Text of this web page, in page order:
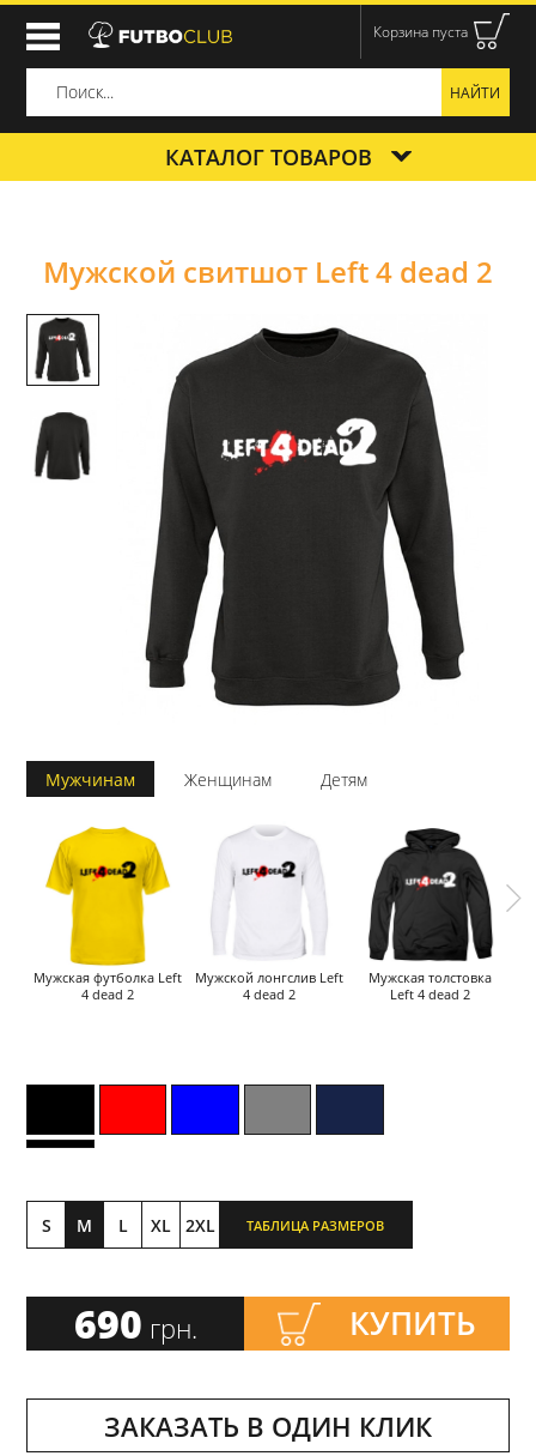
Корзина пуста
КАТАЛОГ ТОВАРОВ
Мужской свитшот Left 4 dead 2
Мужчинам Женщинам Детям
Мужская футболка Left
4 dead 2
Мужской лонгслив Left
4 dead 2
Мужская толстовка
Left 4 dead 2
S M L XL 2XL ТАБЛИЦА РАЗМЕРОВ
690 грн. КУПИТЬ
ЗАКАЗАТЬ В ОДИН КЛИК